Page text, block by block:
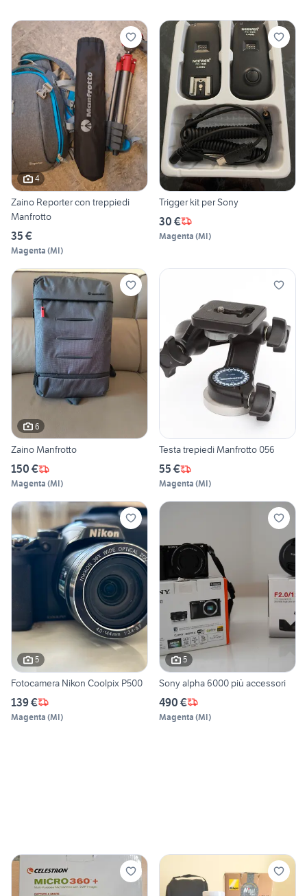
4
Zaino Reporter con treppiedi
Manfrotto
35 €
Magenta (MI)
Trigger kit per Sony
30 €
Magenta (MI)
6
Zaino Manfrotto
150 €
Magenta (MI)
Testa trepiedi Manfrotto 056
55 €
Magenta (MI)
5
Fotocamera Nikon Coolpix P500
139 €
Magenta (MI)
5
Sony alpha 6000 più accessori
490 €
Magenta (MI)